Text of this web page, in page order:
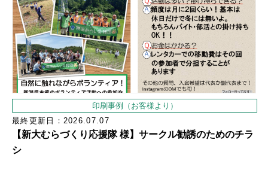
印刷事例（お客様より）
最終更新日：2026.07.07
【新大むらづくり応援隊 様】サークル勧誘のためのチラ
シ